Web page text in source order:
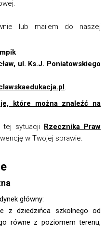
lub mailem do naszej
ul. Ks.J. Poniatowskiego
.
które można znaleźć na
tej sytuacji Rzecznika Praw
w Twojej sprawie.
główny:
z dziedzińca szkolnego od
równe z poziomem terenu,